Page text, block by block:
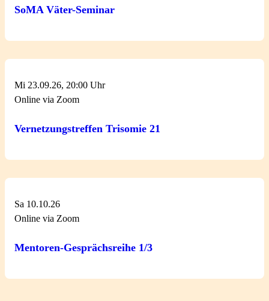
SoMA Väter-Seminar
Mi 23.09.26, 20:00 Uhr
Online via Zoom
Vernetzungstreffen Trisomie 21
Sa 10.10.26
Online via Zoom
Mentoren-Gesprächsreihe 1/3